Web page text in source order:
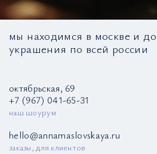
мы находимся в москве и
украшения по всей россии
октябрьская, 69
+7 (967) 041-65-31
наш шоурум
hello@annamaslovskaya.ru
заказы, для клиентов